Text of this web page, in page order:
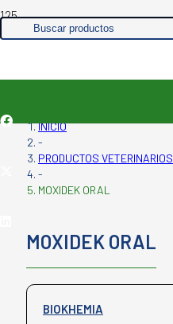
INICIO
-
PRODUCTOS VETERINARIOS
-
MOXIDEK ORAL
MOXIDEK ORAL
BIOKHEMIA